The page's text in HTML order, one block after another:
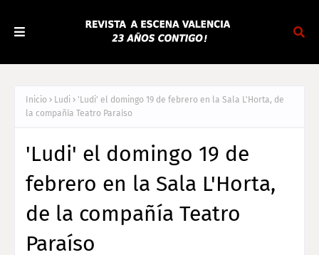
Inicio Ludi
'Ludi' el domingo 19 de febrero en la Sala L'Horta, de
la compañía Teatro Paraíso
'Ludi' el domingo 19 de
febrero en la Sala L'Horta,
de la compañía Teatro
Paraíso